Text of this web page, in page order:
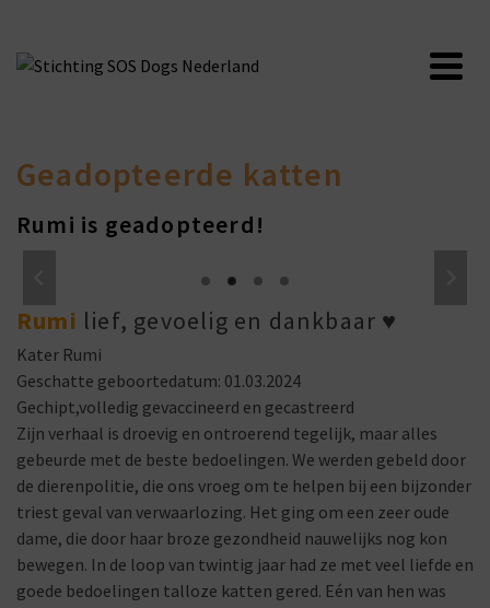
Geadopteerde katten
Rumi is geadopteerd!
Rumi lief, gevoelig en dankbaar ♥
Kater Rumi
Geschatte geboortedatum: 01.03.2024
Gechipt,volledig gevaccineerd en gecastreerd
Zijn verhaal is droevig en ontroerend tegelijk, maar alles
gebeurde met de beste bedoelingen. We werden gebeld door
de dierenpolitie, die ons vroeg om te helpen bij een bijzonder
triest geval van verwaarlozing. Het ging om een zeer oude
dame, die door haar broze gezondheid nauwelijks nog kon
bewegen. In de loop van twintig jaar had ze met veel liefde en
goede bedoelingen talloze katten gered. Eén van hen was